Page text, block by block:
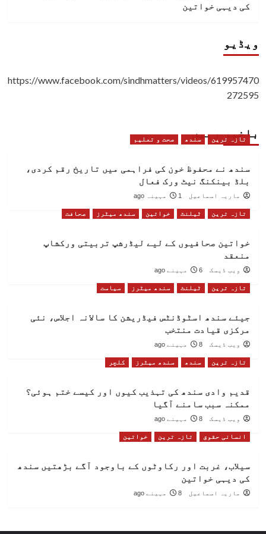
کی دیہی خواتین
ویڈیو
https://www.facebook.com/sindhmatters/videos/619957470
272595
باخبر رہیں
تازہ ترین سندھ صحت و تعلیم
سندھ نے محفوظ خون کی فراہمی میں تاریخ رقم کردی،
بلڈ بینکنگ نیٹ ورک فعال
ماریہ اسماعیل 1 مہینہ ago
تازہ ترین ٹیلنٹ خواتین سندھ میٹرز صحافت
خواتین صحافیوں کے لیے لیڈرشپ تربیتی ورکشاپ
منعقد
ویب ڈیسک 6 مہینے ago
تازہ ترین ٹیلنٹ سندھ میٹرز سیاست
جیئے سندھ اسٹوڈنٹس فیڈریشن کا سالانہ اجلاس، نئی
مرکزی قیادت منتخب
ویب ڈیسک 8 مہینے ago
تازہ ترین سندھ سندھ میٹرز کلچر
قدیم وادی سندھ کی تہذیب کیوں اور کیسے ختم ہوئی؟
ممکنہ سبب سامنے آگیا
ویب ڈیسک 8 مہینے ago
انسانی حقوق تازہ ترین خواتین
سیلاب، غربت اور رکاوٹوں کے باوجود آگے بڑھتیں سندھ
کی دیہی خواتین
ماریہ اسماعیل 8 مہینے ago